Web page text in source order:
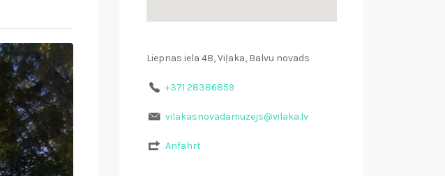
Liepnas iela 48, Viļaka, Balvu novads
+371 28386859
vilakasnovadamuzejs@vilaka.lv
Anfahrt